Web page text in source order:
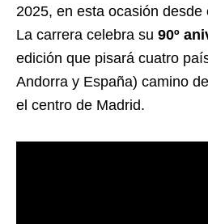
2025, en esta ocasión desde
La carrera celebra su 90º
edición que pisará cuatro
Andorra y España) camino
el centro de Madrid.